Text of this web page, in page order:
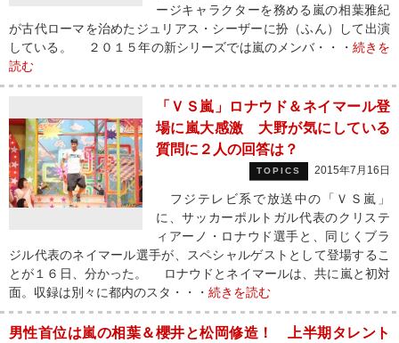
ージキャラクターを務める嵐の相葉雅紀
が古代ローマを治めたジュリアス・シーザーに扮（ふん）して出演
している。 ２０１５年の新シリーズでは嵐のメンバ・・・ 続きを
読む
「ＶＳ嵐」ロナウド＆ネイマール登
場に嵐大感激 大野が気にしている
質問に２人の回答は？
TOPICS 2015年7月16日
フジテレビ系で放送中の「ＶＳ嵐」
に、サッカーポルトガル代表のクリステ
ィアーノ・ロナウド選手と、同じくブラ
ジル代表のネイマール選手が、スペシャルゲストとして登場するこ
とが１６日、分かった。 ロナウドとネイマールは、共に嵐と初対
面。収録は別々に都内のスタ・・・ 続きを読む
男性首位は嵐の相葉＆櫻井と松岡修造！ 上半期タレント